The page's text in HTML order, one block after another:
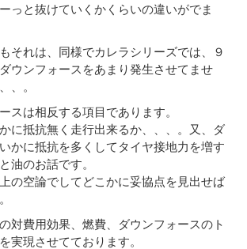
っと抜けていくかくらいの違いがでま
それは、同様でカレラシリーズでは、９
ウンフォースをあまり発生させてませ
、。
スは相反する項目であります。
に抵抗無く走行出来るか、、、。又、ダ
かに抵抗を多くしてタイヤ接地力を増す
油のお話です。
の空論でしてどこかに妥協点を見出せば
対費用効果、燃費、ダウンフォースのト
実現させてております。